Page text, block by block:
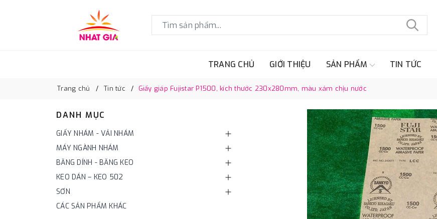
TRANG CHỦ GIỚI THIỆU SẢN PHẨM TIN TỨC
Trang chủ Tin tức Giấy giáp Fujistar P1500, kích thước 230x280mm, màu xám chịu nước
DANH MỤC
GIẤY NHÁM - VẢI NHÁM
MÁY NGÀNH NHÁM
BĂNG DÍNH - BĂNG KEO
KEO DÁN – KEO 502
SƠN
CÁC SẢN PHẨM KHÁC